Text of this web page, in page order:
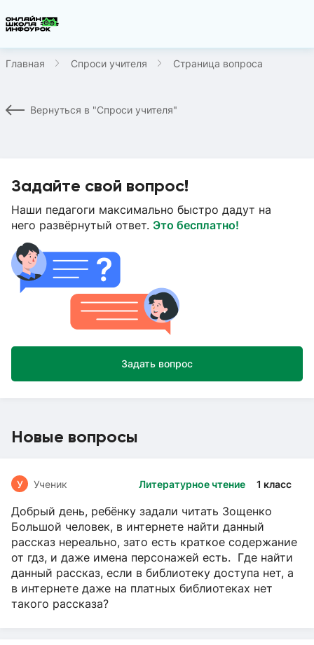
Главная Спроси учителя Страница вопроса
Вернуться в "Спроси учителя"
Задайте свой вопрос!
Наши педагоги максимально быстро дадут на
него развёрнутый ответ. Это бесплатно!
Задать вопрос
Новые вопросы
Литературное чтение 1 класс
У Ученик
Добрый день, ребёнку задали читать Зощенко
Большой человек, в интернете найти данный
рассказ нереально, зато есть краткое содержание
от гдз, и даже имена персонажей есть. Где найти
данный рассказ, если в библиотеку доступа нет, а
в интернете даже на платных библиотеках нет
такого рассказа?